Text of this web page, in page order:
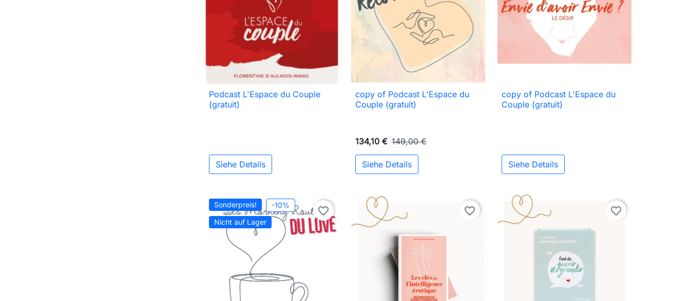
 Vorschau
Podcast L'Espace du Couple
(gratuit)
Siehe Details
 Vorschau
copy of Podcast L'Espace du
Couple (gratuit)
134,10 € 149,00 €
Siehe Details
 Vorschau
copy of Podcast L'Espace du
Couple (gratuit)
Siehe Details
Sonderpreis!
-10%
Nicht auf Lager
favorite_border favorite_border favorite_border